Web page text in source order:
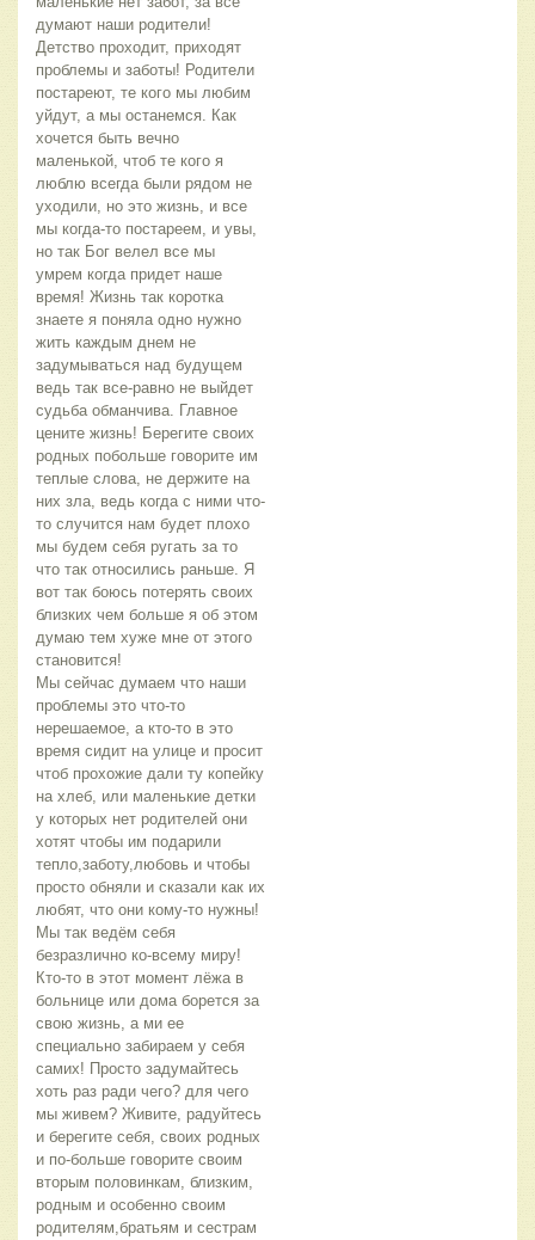
думают наши родители!
Детство проходит, приходят
проблемы и заботы! Родители
постареют, те кого мы любим
уйдут, а мы останемся. Как
хочется быть вечно
маленькой, чтоб те кого я
люблю всегда были рядом не
уходили, но это жизнь, и все
мы когда-то постареем, и увы,
но так Бог велел все мы
умрем когда придет наше
время! Жизнь так коротка
знаете я поняла одно нужно
жить каждым днем не
задумываться над будущем
ведь так все-равно не выйдет
судьба обманчива. Главное
цените жизнь! Берегите своих
родных побольше говорите им
теплые слова, не держите на
них зла, ведь когда с ними что-
то случится нам будет плохо
мы будем себя ругать за то
что так относились раньше. Я
вот так боюсь потерять своих
близких чем больше я об этом
думаю тем хуже мне от этого
становится!
Мы сейчас думаем что наши
проблемы это что-то
нерешаемое, а кто-то в это
время сидит на улице и просит
чтоб прохожие дали ту копейку
на хлеб, или маленькие детки
у которых нет родителей они
хотят чтобы им подарили
тепло,заботу,любовь и чтобы
просто обняли и сказали как их
любят, что они кому-то нужны!
Мы так ведём себя
безразлично ко-всему миру!
Кто-то в этот момент лёжа в
больнице или дома борется за
свою жизнь, а ми ее
специально забираем у себя
самих! Просто задумайтесь
хоть раз ради чего? для чего
мы живем? Живите, радуйтесь
и берегите себя, своих родных
и по-больше говорите своим
вторым половинкам, близким,
родным и особенно своим
родителям,братьям и сестрам